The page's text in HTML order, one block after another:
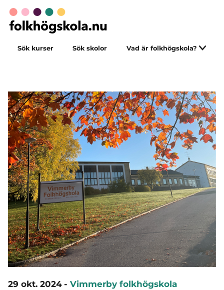
Sök kurser Sök skolor Vad är folkhögskola?
29 okt. 2024 - Vimmerby folkhögskola